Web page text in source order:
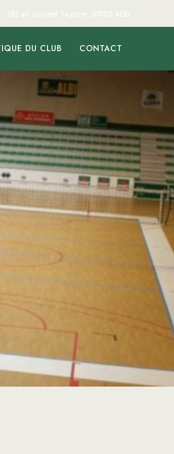
283 av. Colonel Teyssier, 81000 ALBI
DU CLUB CONTACT